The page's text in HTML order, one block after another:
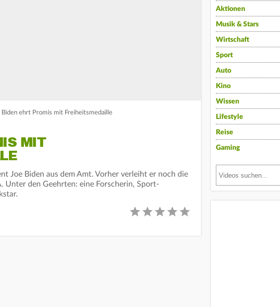
ehrt Promis mit Freiheitsmedaille
MIT
Joe Biden aus dem Amt. Vorher verleiht er noch die
Unter den Geehrten: eine Forscherin, Sport-
Aktionen
Musik & Stars
Wirtschaft
Sport
Auto
Kino
Wissen
Lifestyle
Reise
Gaming